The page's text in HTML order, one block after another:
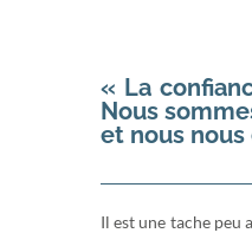
« La
Nous
et nous
Il est une tache peu